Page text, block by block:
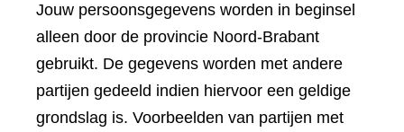
Jouw persoonsgegevens worden in beginsel
alleen door de provincie Noord-Brabant
gebruikt. De gegevens worden met andere
partijen gedeeld indien hiervoor een geldige
grondslag is. Voorbeelden van partijen met